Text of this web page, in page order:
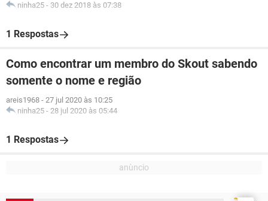
ninha25 - 30 dez 2018 às 07:38
1 Respostas
Como encontrar um membro do Skout sabendo
somente o nome e região
areis1968 - 27 jul 2020 às 10:25
ninha25 - 28 jul 2020 às 05:44
1 Respostas